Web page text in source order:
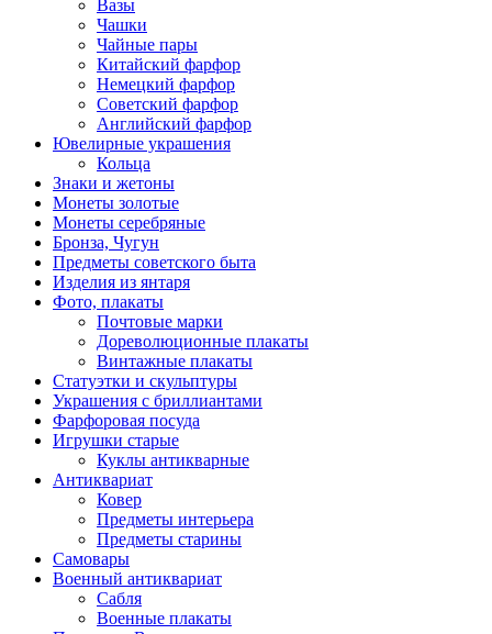
Вазы
Чашки
Чайные пары
Китайский фарфор
Немецкий фарфор
Советский фарфор
Английский фарфор
Ювелирные украшения
Кольца
Знаки и жетоны
Монеты золотые
Монеты серебряные
Бронза, Чугун
Предметы советского быта
Изделия из янтаря
Фото, плакаты
Почтовые марки
Дореволюционные плакаты
Винтажные плакаты
Статуэтки и скульптуры
Украшения с бриллиантами
Фарфоровая посуда
Игрушки старые
Куклы антикварные
Антиквариат
Ковер
Предметы интерьера
Предметы старины
Самовары
Военный антиквариат
Сабля
Военные плакаты